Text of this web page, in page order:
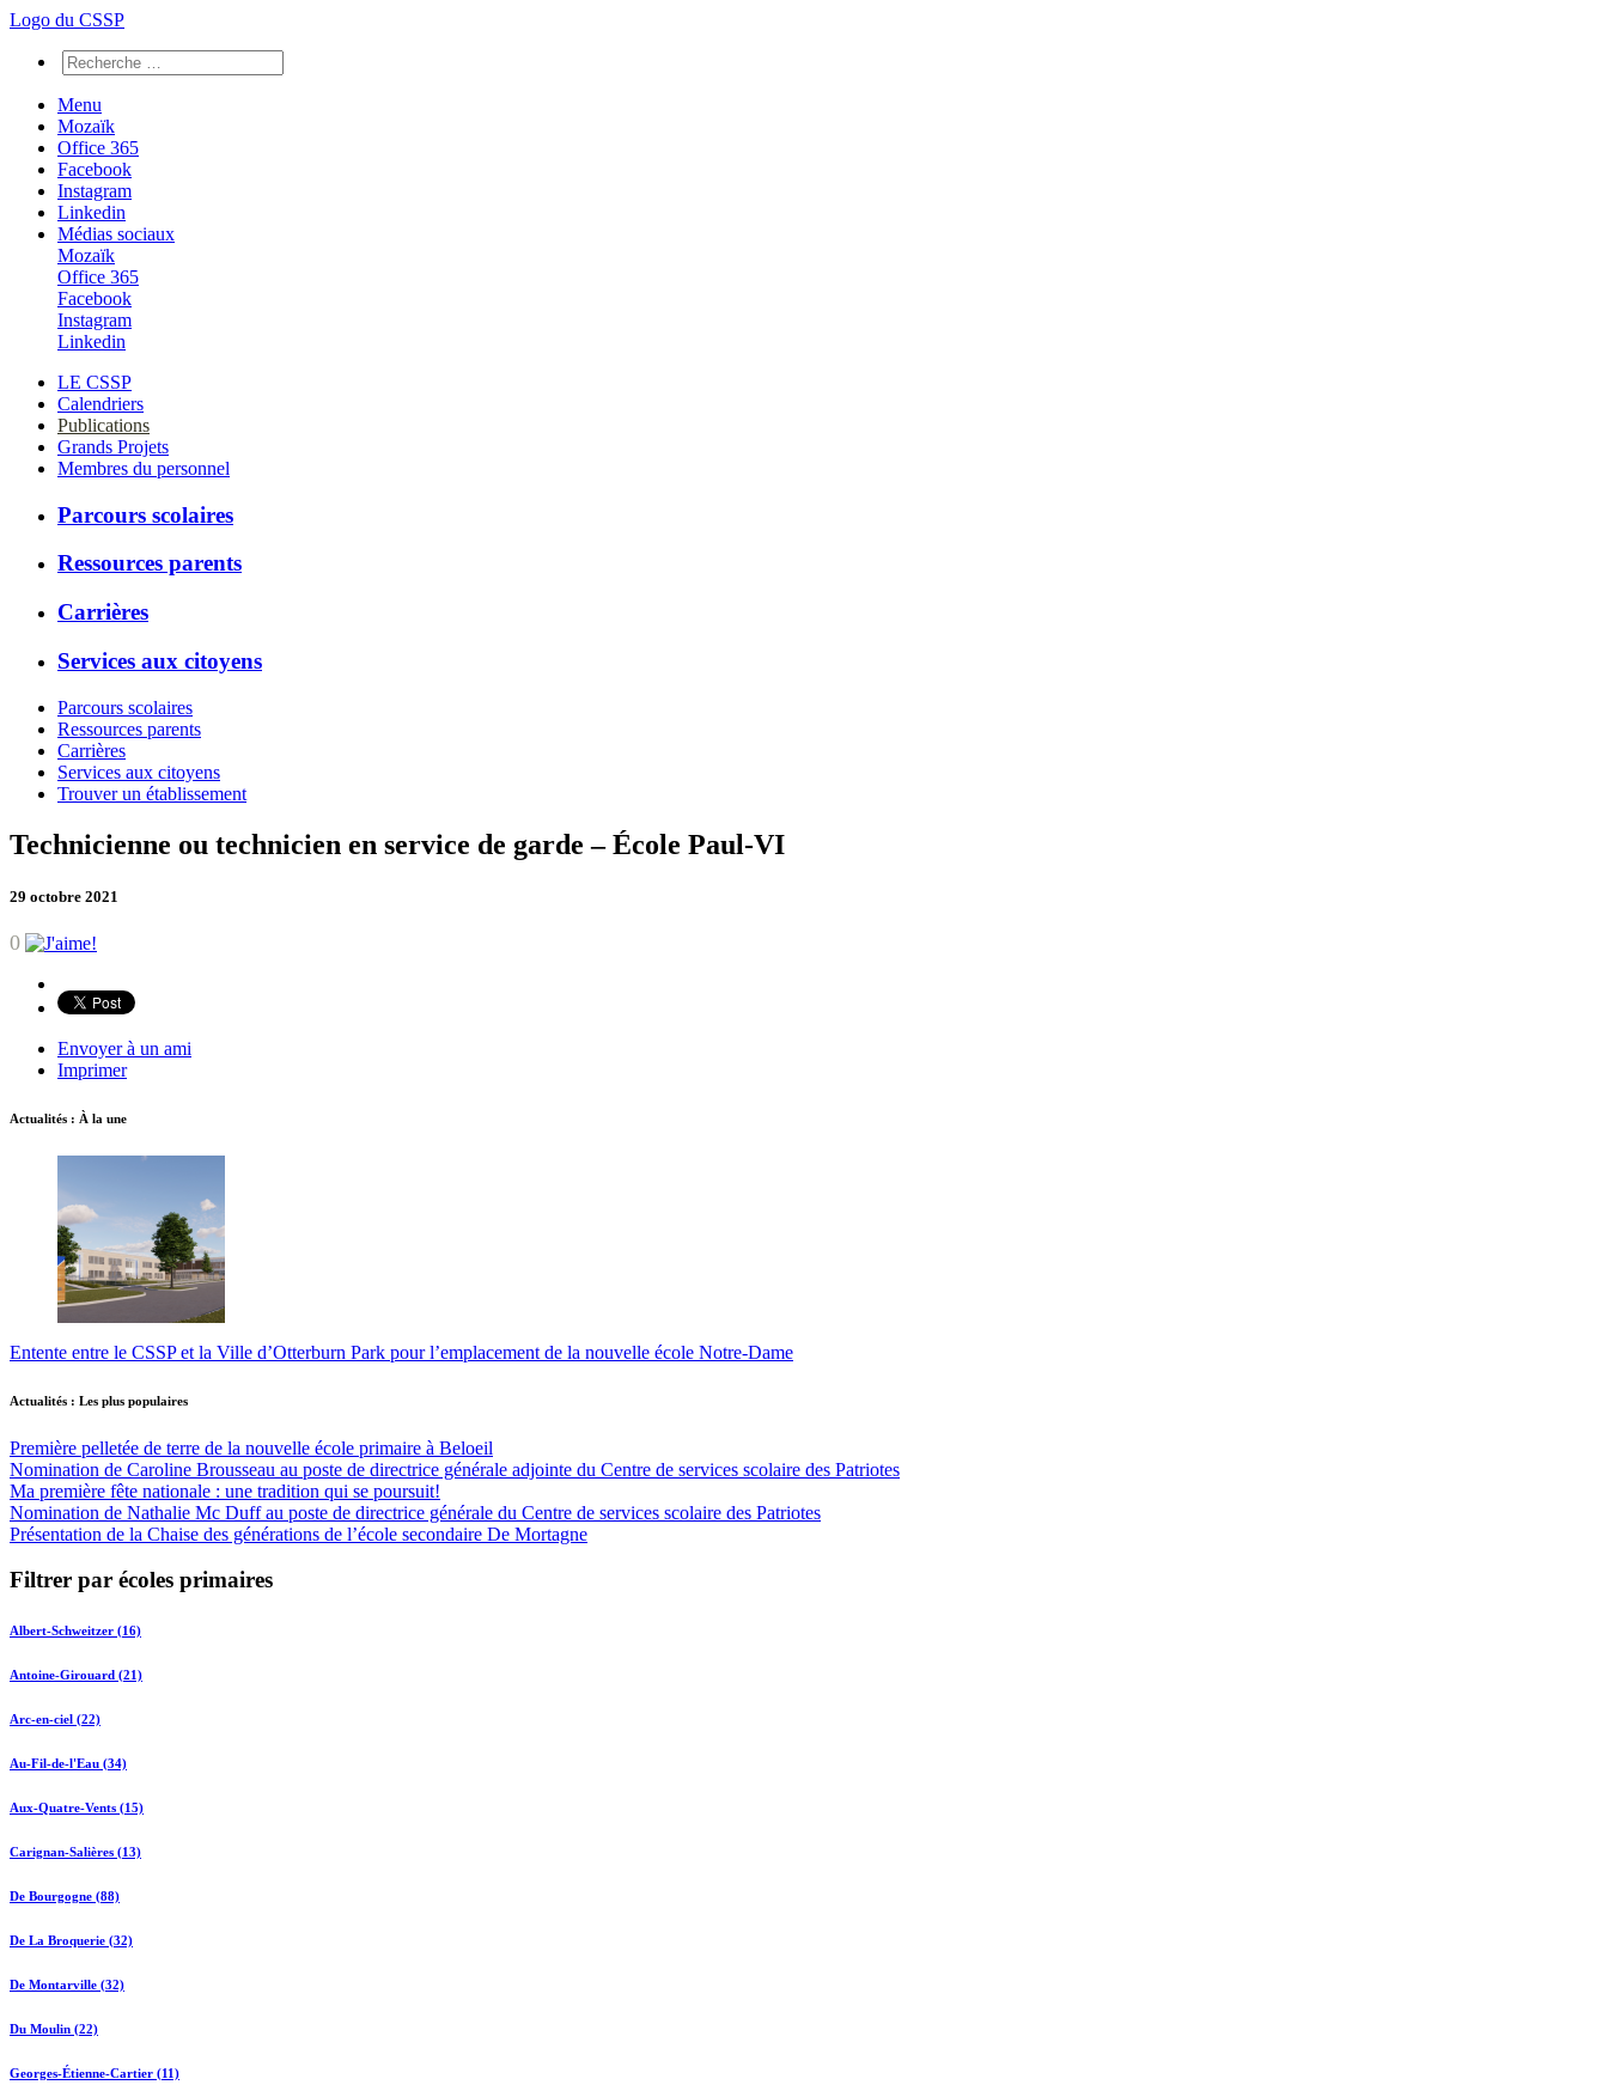
Logo du CSSP
Menu
Mozaïk
Office 365
Facebook
Instagram
Linkedin
Médias sociaux
Mozaïk
Office 365
Facebook
Instagram
Linkedin
LE CSSP
Calendriers
Publications
Grands Projets
Membres du personnel
Parcours scolaires
Ressources parents
Carrières
Services aux citoyens
Parcours scolaires
Ressources parents
Carrières
Services aux citoyens
Trouver un établissement
Technicienne ou technicien en service de garde – École Paul-VI
29 octobre 2021
0
Envoyer à un ami
Imprimer
Actualités : À la une
Entente entre le CSSP et la Ville d’Otterburn Park pour l’emplacement de la nouvelle école Notre-Dame
Actualités : Les plus populaires
Première pelletée de terre de la nouvelle école primaire à Beloeil
Nomination de Caroline Brousseau au poste de directrice générale adjointe du Centre de services scolaire des Patriotes
Ma première fête nationale : une tradition qui se poursuit!
Nomination de Nathalie Mc Duff au poste de directrice générale du Centre de services scolaire des Patriotes
Présentation de la Chaise des générations de l’école secondaire De Mortagne
Filtrer par écoles primaires
Albert-Schweitzer (16)
Antoine-Girouard (21)
Arc-en-ciel (22)
Au-Fil-de-l'Eau (34)
Aux-Quatre-Vents (15)
Carignan-Salières (13)
De Bourgogne (88)
De La Broquerie (32)
De Montarville (32)
Du Moulin (22)
Georges-Étienne-Cartier (11)